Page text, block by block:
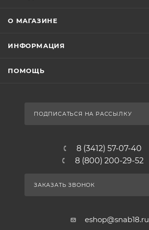
О МАГАЗИНЕ
ИНФОРМАЦИЯ
ПОМОЩЬ
ПОДПИСАТЬСЯ НА РАССЫЛКУ
8 (3412) 57-07-40
8 (800) 200-29-52
ЗАКАЗАТЬ ЗВОНОК
eshop@snab18.ru